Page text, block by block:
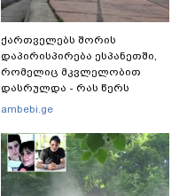
ქართველებს შორის
დაპირისპირება ესპანეთში,
რომელიც მკვლელობით
დასრულდა - რას წერს
საერთაშორისო მედია: "მანქანა
და რაინდის"
ambebi.ge